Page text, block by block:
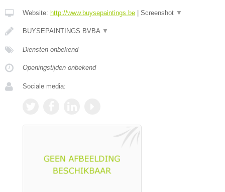
Website: http://www.buysepaintings.be Screenshot ▼
BUYSEPAINTINGS BVBA ▼
Diensten onbekend
Openingstijden onbekend
Sociale media: